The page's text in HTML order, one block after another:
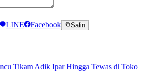
LINE Facebook Salin
Tikam Adik Ipar Hingga Tewas di Toko